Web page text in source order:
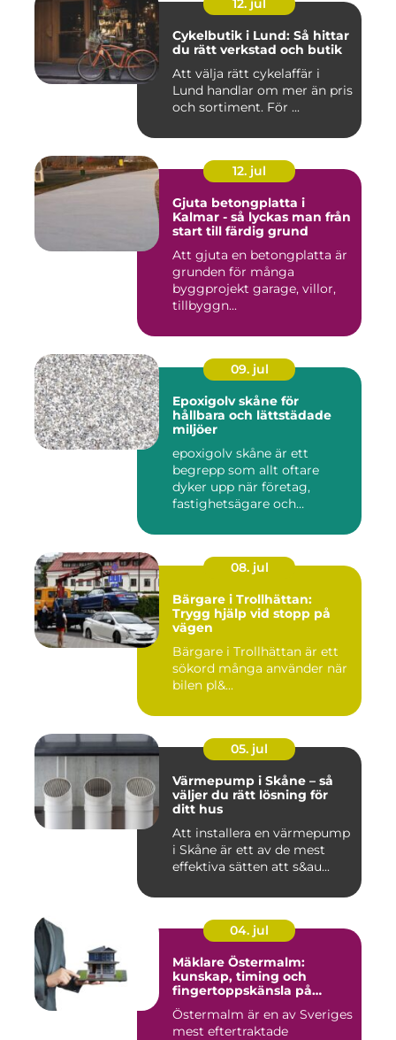
Cykelbutik i Lund: Så hittar
du rätt verkstad och butik
Att välja rätt cykelaffär i
Lund handlar om mer än pris
och sortiment. För ...
12. jul
Gjuta betongplatta i
Kalmar - så lyckas man från
start till färdig grund
Att gjuta en betongplatta är
grunden för många
byggprojekt garage, villor,
tillbyggn...
09. jul
Epoxigolv skåne för
hållbara och lättstädade
miljöer
epoxigolv skåne är ett
begrepp som allt oftare
dyker upp när företag,
fastighetsägare och
08. jul
Bärgare i Trollhättan:
Trygg hjälp vid stopp på
vägen
Bärgare i Trollhättan är ett
sökord många använder när
bilen pl&...
05. jul
Värmepump i Skåne – så
väljer du rätt lösning för
ditt hus
Att installera en värmepump
i Skåne är ett av de mest
effektiva sätten att s&au...
04. jul
Mäklare Östermalm:
kunskap, timing och
fingertoppskänsla på
adress
Östermalm är en av Sveriges
mest eftertraktade